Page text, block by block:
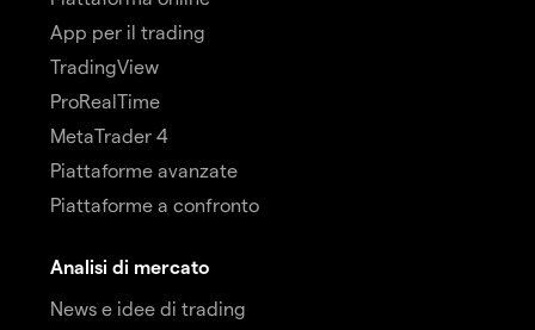
App per il trading
TradingView
ProRealTime
MetaTrader 4
Piattaforme avanzate
Piattaforme a confronto
Analisi di mercato
News e idee di trading